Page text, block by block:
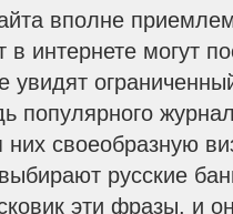
вполне
интернете могут
увидят
популярного
своеобразную
русские
эти фразы, и